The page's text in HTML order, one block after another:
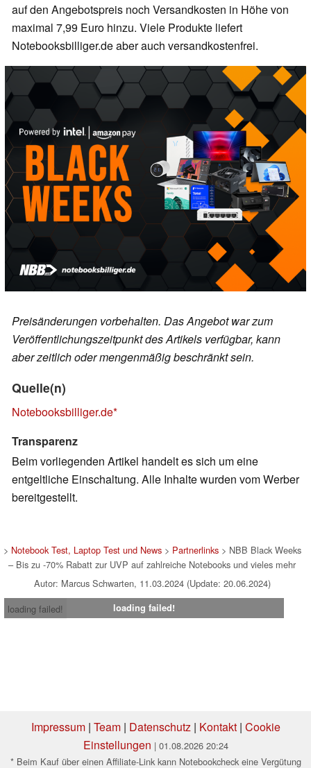
auf den Angebotspreis noch Versandkosten in Höhe von
maximal 7,99 Euro hinzu. Viele Produkte liefert
Notebooksbilliger.de aber auch versandkostenfrei.
Preisänderungen vorbehalten. Das Angebot war zum
Veröffentlichungszeitpunkt des Artikels verfügbar, kann
aber zeitlich oder mengenmäßig beschränkt sein.
Quelle(n)
Notebooksbilliger.de
Transparenz
Beim vorliegenden Artikel handelt es sich um eine
entgeltliche Einschaltung. Alle Inhalte wurden vom Werber
bereitgestellt.
> Notebook Test, Laptop Test und News> Partnerlinks> NBB Black Weeks
– Bis zu -70% Rabatt zur UVP auf zahlreiche Notebooks und vieles mehr
Autor: Marcus Schwarten, 11.03.2024 (Update: 20.06.2024)
loading failed!
loading failed!
Impressum| Team| Datenschutz| Kontakt| Cookie
Einstellungen | 01.08.2026 20:24
* Beim Kauf über einen Affiliate-Link kann Notebookcheck eine Vergütung